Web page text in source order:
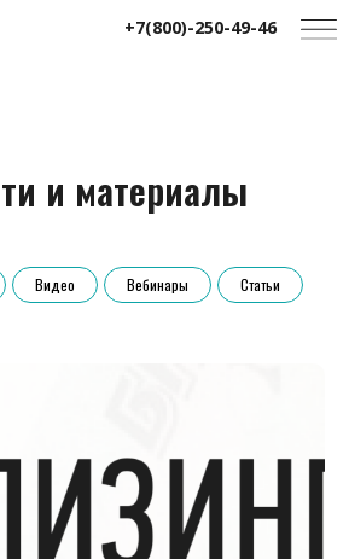
+7(800)-250-49-46
и материалы
Видео Вебинары Статьи